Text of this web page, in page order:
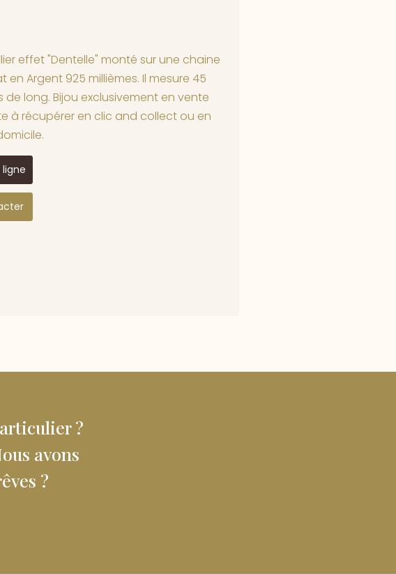
effet "Dentelle" monté sur une chaine
en Argent 925 millièmes. Il mesure 45
de long. Bijou exclusivement en vente
à récupérer en clic and collect ou en
?
avons
?